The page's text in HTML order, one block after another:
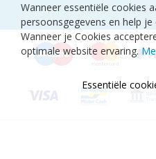
Wanneer essentiële cookies
persoonsgegevens en help
Wanneer je Cookies
optimale website ervaring.
Essentiële